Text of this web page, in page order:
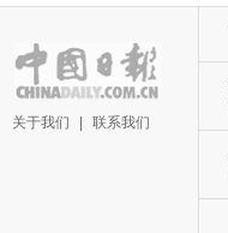
关于我们 联系我们